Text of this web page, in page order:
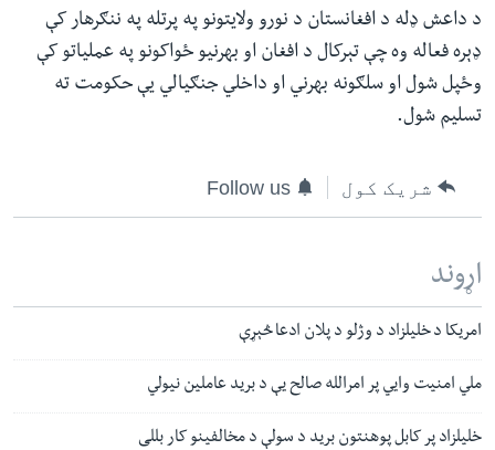
د داعش ډله د افغانستان د نورو ولایتونو په پرتله په ننګرهار کې
ډېره فعاله وه چې تېرکال د افغان او بهرنیو ځواکونو په عملیاتو کې
وځپل شول او سلګونه بهرني او داخلي جنګیالي یې حکومت ته
تسلیم شول.
شریک کول Follow us
اړوند
امریکا د خلیلزاد د وژلو د پلان ادعا څېړې
ملي امنیت وايي پر امرالله صالح یې د برید عاملین نیولي
خلیلزاد پر کابل پوهنتون برید د سولې د مخالفینو کار بللی